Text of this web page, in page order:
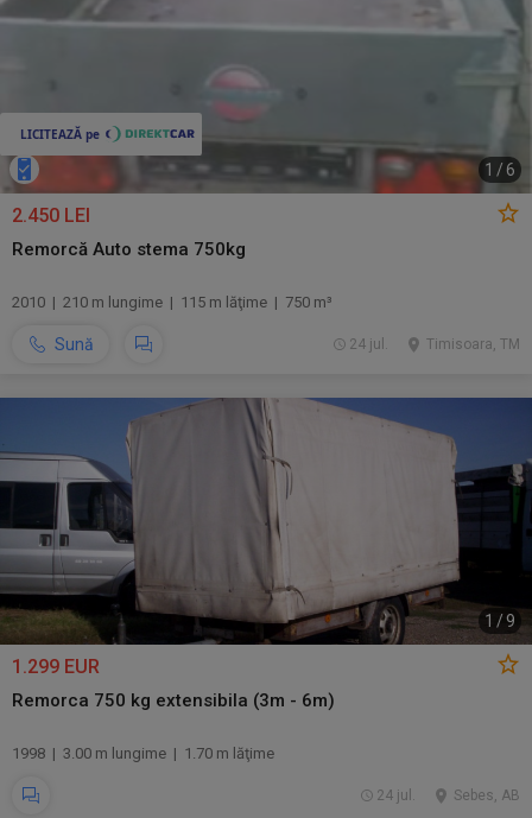
1 /6
2.450 LEI
Remorcă Auto stema 750kg
2010 | 210 m lungime | 115 m lăţime | 750 m³
Sună Timisoara, TM
24 jul.
1 /9
1.299 EUR
Remorca 750 kg extensibila (3m - 6m)
1998 | 3.00 m lungime | 1.70 m lăţime
Sebes, AB
24 jul.